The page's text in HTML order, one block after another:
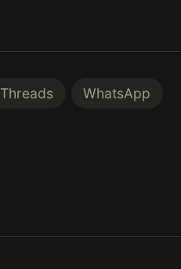
Threads WhatsApp